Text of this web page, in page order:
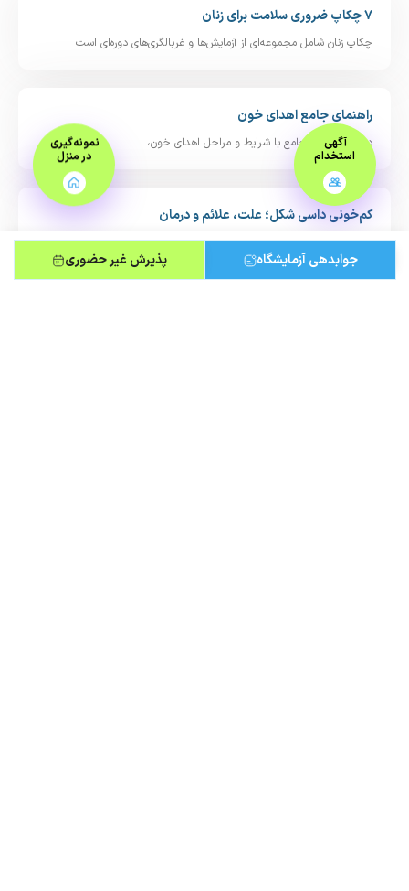
۷ چکاپ ضروری سلامت برای زنان
چکاپ زنان شامل مجموعه‌ای از آزمایش‌ها و غربالگری‌های دوره‌ای است
راهنمای جامع اهدای خون
در این راهنمای جامع با شرایط و مراحل اهدای خون،
کم‌خونی داسی‌ شکل؛ علت، علائم و درمان
کم‌خونی (آنمی) داسی‌ شکل یک بیماری ژنتیکی ارثی است. در
جوابدهی آزمایشگاه پذیرش غیر حضوری
نمونه‌گیری
در منزل
آگهی
استخدام